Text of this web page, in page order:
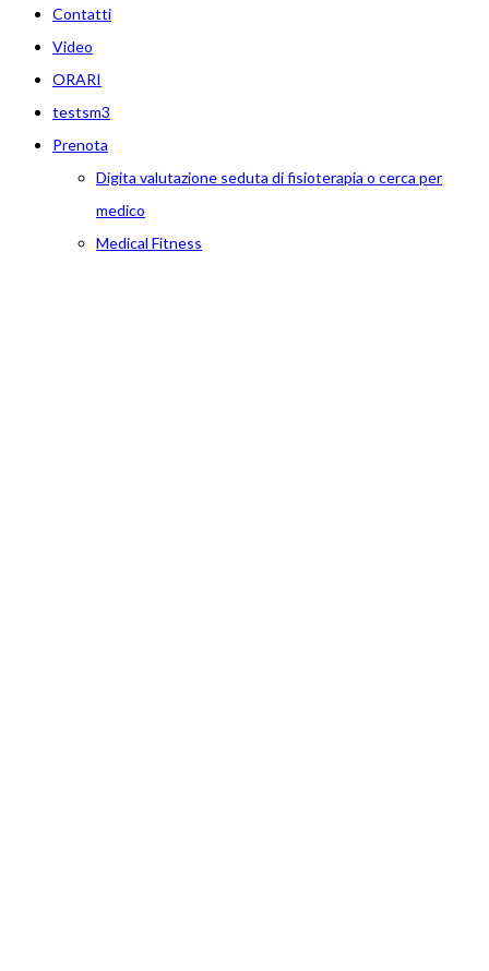
Contatti
Video
ORARI
testsm3
Prenota
Digita valutazione seduta di fisioterapia o cerca per
medico
Medical Fitness